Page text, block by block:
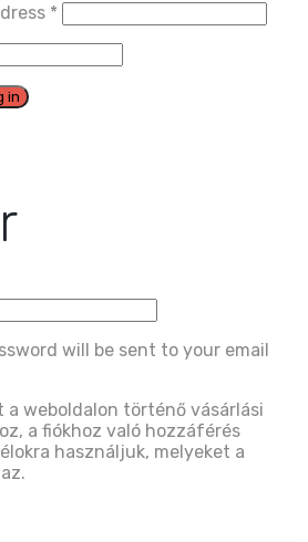
*
in
will be sent to your email
a weboldalon történő vásárlási
a fiókhoz való hozzáférés
használjuk, melyeket a